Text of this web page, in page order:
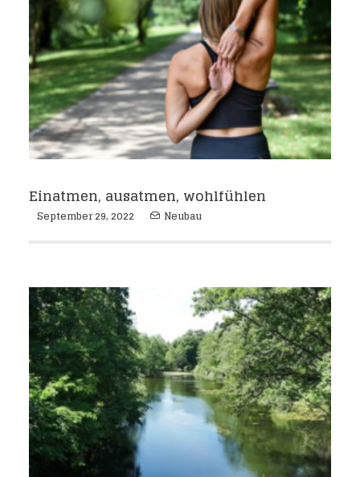
Einatmen, ausatmen, wohlfühlen
September 29, 2022 Neubau